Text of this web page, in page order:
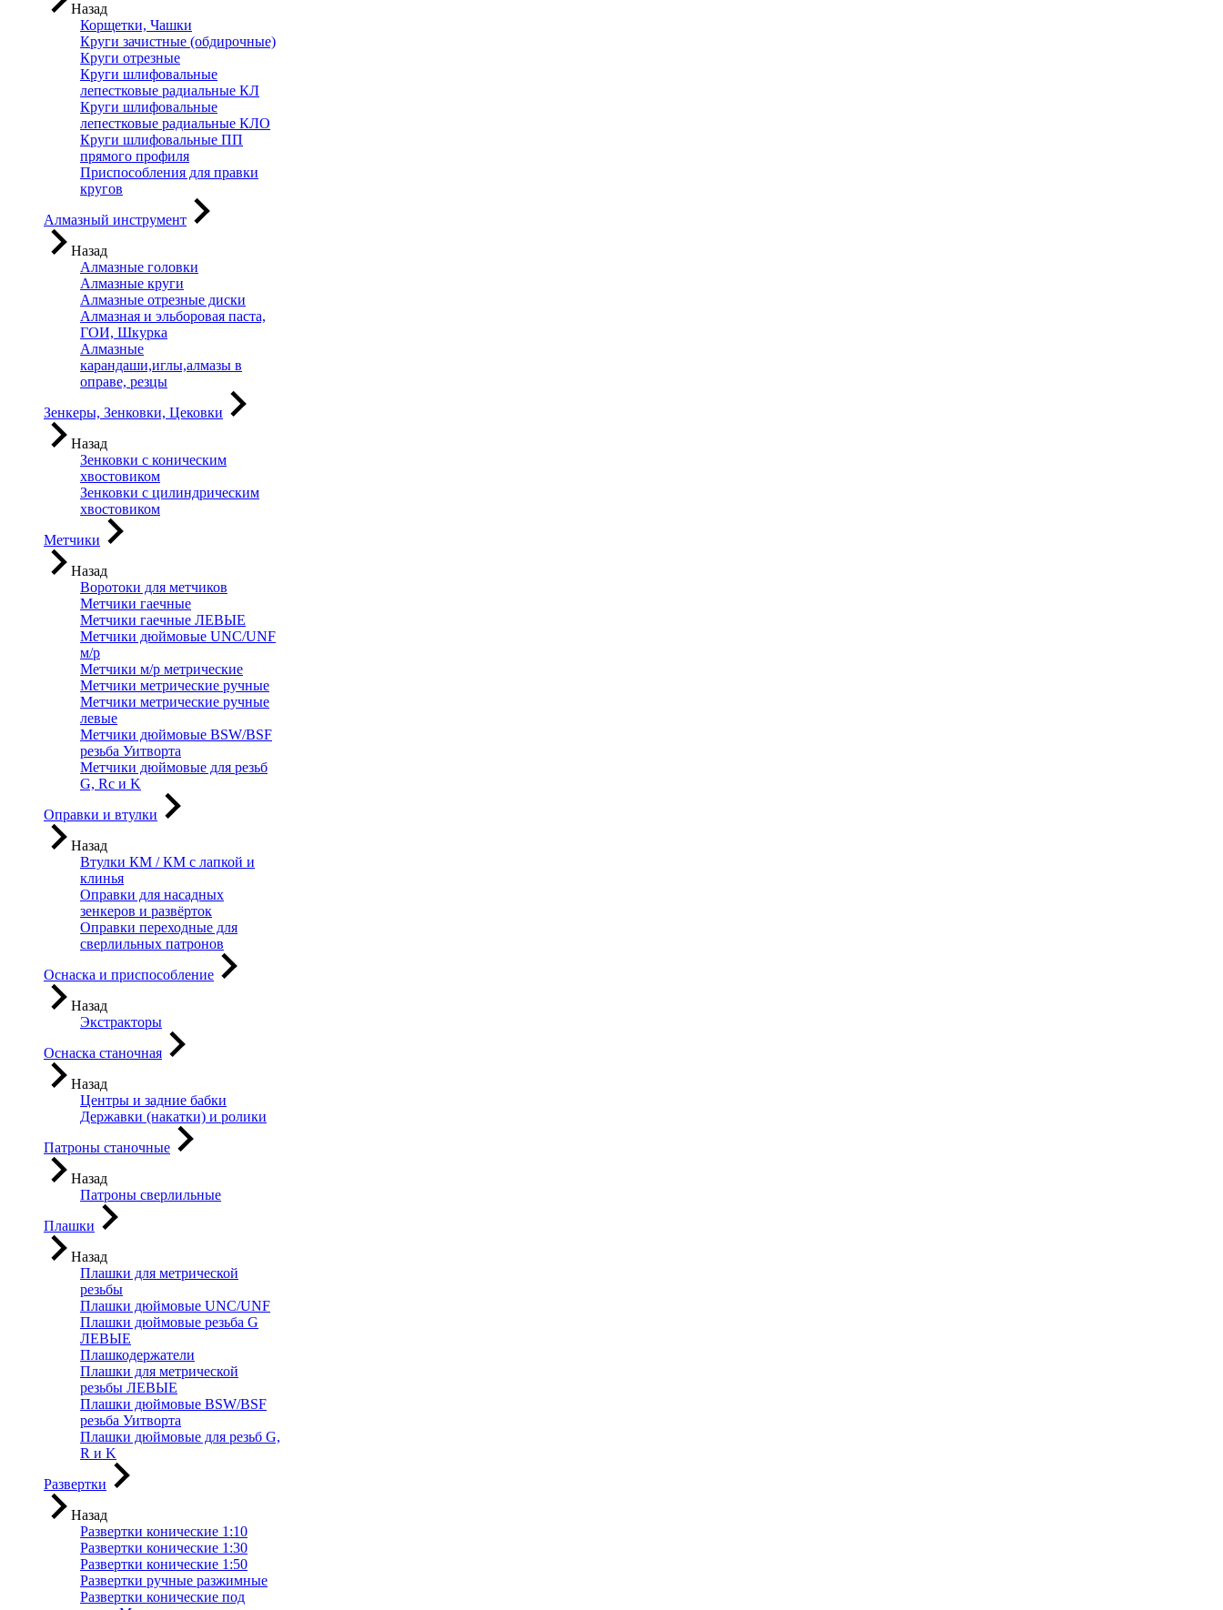
Назад
Корщетки, Чашки
Круги зачистные (обдирочные)
Круги отрезные
Круги шлифовальные
лепестковые радиальные КЛ
Круги шлифовальные
лепестковые радиальные КЛО
Круги шлифовальные ПП
прямого профиля
Приспособления для правки
кругов
Алмазный инструмент
Назад
Алмазные головки
Алмазные круги
Алмазные отрезные диски
Алмазная и эльборовая паста,
ГОИ, Шкурка
Алмазные
карандаши,иглы,алмазы в
оправе, резцы
Зенкеры, Зенковки, Цековки
Назад
Зенковки с коническим
хвостовиком
Зенковки с цилиндрическим
хвостовиком
Метчики
Назад
Воротоки для метчиков
Метчики гаечные
Метчики гаечные ЛЕВЫЕ
Метчики дюймовые UNC/UNF
м/р
Метчики м/р метрические
Метчики метрические ручные
Метчики метрические ручные
левые
Метчики дюймовые BSW/BSF
резьба Уитворта
Метчики дюймовые для резьб
G, Rc и K
Оправки и втулки
Назад
Втулки КМ / КМ с лапкой и
клинья
Оправки для насадных
зенкеров и развёрток
Оправки переходные для
сверлильных патронов
Оснаска и приспособление
Назад
Экстракторы
Оснаска станочная
Назад
Центры и задние бабки
Державки (накатки) и ролики
Патроны станочные
Назад
Патроны сверлильные
Плашки
Назад
Плашки для метрической
резьбы
Плашки дюймовые UNC/UNF
Плашки дюймовые резьба G
ЛЕВЫЕ
Плашкодержатели
Плашки для метрической
резьбы ЛЕВЫЕ
Плашки дюймовые BSW/BSF
резьба Уитворта
Плашки дюймовые для резьб G,
R и K
Развертки
Назад
Развертки конические 1:10
Развертки конические 1:30
Развертки конические 1:50
Развертки ручные разжимные
Развертки конические под